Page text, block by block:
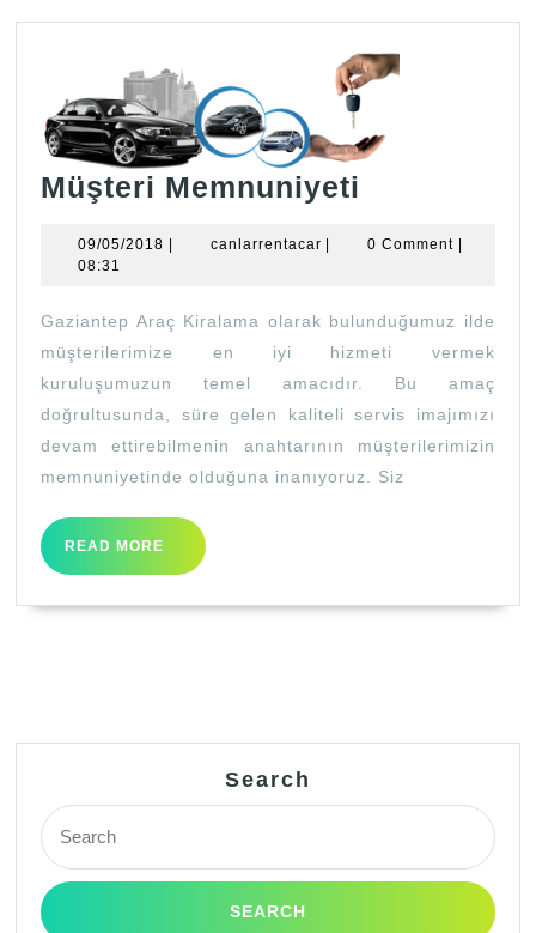
Müşteri Memnuniyeti
09/05/2018 09/05/2018
| canlarrentacarcanlarrentacar
| 0 Comment |
08:31
Gaziantep Araç Kiralama olarak bulunduğumuz ilde
müşterilerimize en iyi hizmeti vermek
kuruluşumuzun temel amacıdır. Bu amaç
doğrultusunda, süre gelen kaliteli servis imajımızı
devam ettirebilmenin anahtarının müşterilerimizin
memnuniyetinde olduğuna inanıyoruz. Siz
READ MORE
READ
MORE
Search
Search
for: